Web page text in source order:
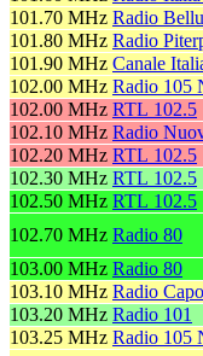
101.70 MHz Radio
101.80 MHz Radio
101.90 MHz Canale
102.00 MHz Radio 105
102.00 MHz RTL 102.5
102.10 MHz Radio
102.20 MHz RTL 102.5
102.30 MHz RTL 102.5
102.50 MHz RTL 102.5
102.70 MHz Radio 80
103.00 MHz Radio 80
103.10 MHz Radio
103.20 MHz Radio 101
103.25 MHz Radio 105